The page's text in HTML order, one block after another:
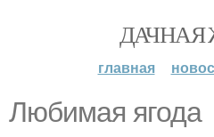
ДАЧНАЯ
главная
Любимая ягода